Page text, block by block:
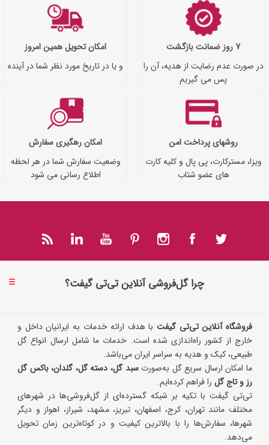
7 روز ضمانت بازگشت
در صورت عدم رضایت از هدیه، آن را
پس می گیریم
امکان تحویل همین امروز
و یا در تاریخ مورد نظر شما در آینده
روشهای پرداخت امن
ویزا، مسترکارت، پی پال و کلیه کارت
های عضو شتاب
امکان رهگیری سفارش
وضعیت سفارش شما در هر لحظه
اطلاع رسانی می شود
چرا گل‌فروشی آنلاین تی‌تی گیفت؟
فروشگاه آنلاین تی‌تی گیفتبا هدف ارائه خدمات به ایرانیان داخل و
خارج از کشور راه‌اندازی شده است. خدمات ما شامل ارسال انواع گل
طبیعی، کیک و هدیه به سراسر ایران می‌باشد.
ما امکان ارسال سریع گل به‌صورتسبد گل، دسته گل، گلدان، باکس گل
رز و تاج گل را فراهم کرده‌ایم.
تی‌تی گیفت با تکیه بر شبکه گسترده‌ای از گل‌فروشی‌ها در شهرهای
مختلف مانند تهران، کرج، اصفهان، تبریز، مشهد، شیراز، اهواز و دیگر
شهرها، سفارش‌ها را با بالاترین کیفیت و در کوتاه‌ترین زمان تحویل
می‌دهد.